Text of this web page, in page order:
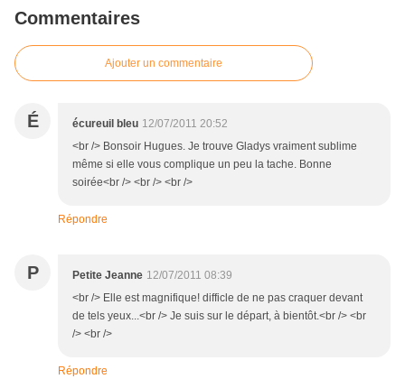
Commentaires
Ajouter un commentaire
É écureuil bleu 12/07/2011 20:52
<br /> Bonsoir Hugues. Je trouve Gladys vraiment sublime
même si elle vous complique un peu la tache. Bonne
soirée<br /> <br /> <br />
Répondre
P Petite Jeanne 12/07/2011 08:39
<br /> Elle est magnifique! difficle de ne pas craquer devant
de tels yeux...<br /> Je suis sur le départ, à bientôt.<br /> <br
/> <br />
Répondre